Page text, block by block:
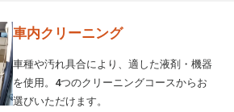
車内クリーニング
車種や汚れ具合により、適した液剤・機器
を使用。4つのクリーニングコースからお
選びいただけます。